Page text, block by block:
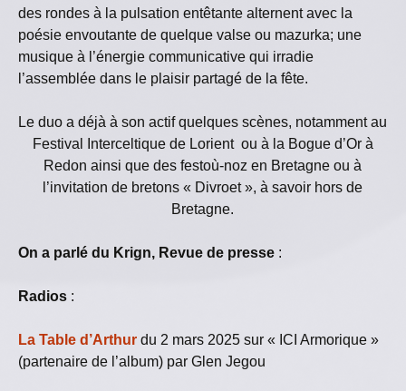
des rondes à la pulsation entêtante alternent avec la
poésie envoutante de quelque valse ou mazurka; une
musique à l’énergie communicative qui irradie
l’assemblée dans le plaisir partagé de la fête.
Le duo a déjà à son actif quelques scènes, notamment au
Festival Interceltique de Lorient ou à la Bogue d’Or à
Redon ainsi que des festoù-noz en Bretagne ou à
l’invitation de bretons « Divroet », à savoir hors de
Bretagne.
On a parlé du Krign, Revue de presse :
Radios :
La Table d’Arthur du 2 mars 2025 sur « ICI Armorique »
(partenaire de l’album) par Glen Jegou